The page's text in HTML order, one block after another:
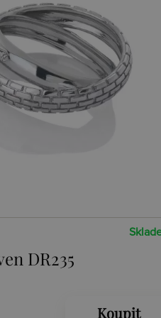
DR235
Koupit